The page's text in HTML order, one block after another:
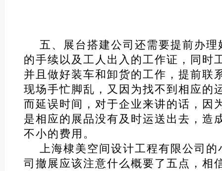
五、展台搭建公司还需要提前办理
的手续以及工人出入的工作证，同时
并且做好装车和卸货的工作，提前联
现场手忙脚乱，又因为找不到相应的
而延误时间，对于企业来讲的话，因
是相应的展品没有及时运送出去，造
不小的费用。
上海棣美空间设计工程有限公司的
司撤展应该注意什么概要了五点，相